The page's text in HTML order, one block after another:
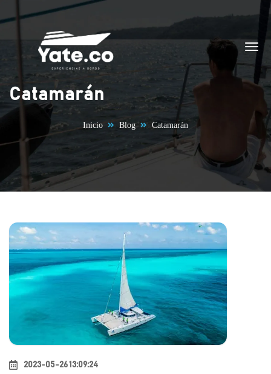
Saltar al contenido
Catamarán
Inicio Blog Catamarán
2023-05-26 13:09:24